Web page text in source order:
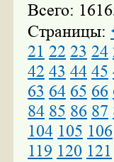
Всего:
Страницы:
21 22 23 24
42 43 44 45
63 64 65 66
84 85 86 87
104 105 106
119 120 121